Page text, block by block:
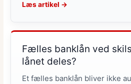
Læs artikel →
Fælles banklån ved
lånet deles?
Et fælles banklån bliver ikke